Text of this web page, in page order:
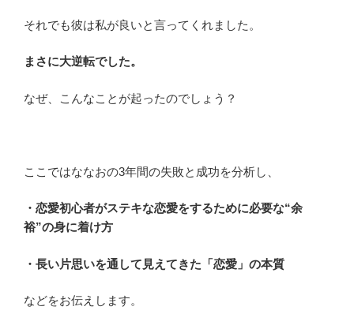
それでも彼は私が良いと言ってくれました。
まさに大逆転でした。
なぜ、こんなことが起ったのでしょう？
ここではななおの3年間の失敗と成功を分析し、
・恋愛初心者がステキな恋愛をするために必要な“余
裕”の身に着け方
・長い片思いを通して見えてきた「恋愛」の本質
などをお伝えします。